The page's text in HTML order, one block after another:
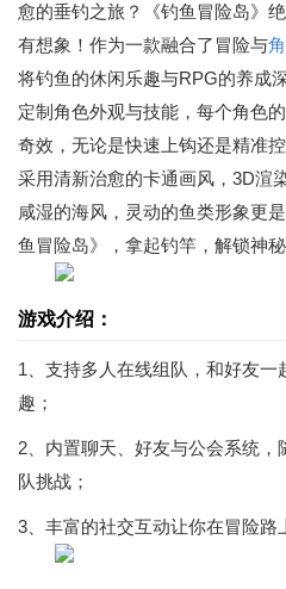
愈的垂钓之旅？《钓鱼冒险岛》
有想象！作为一款融合了冒险与
将钓鱼的休闲乐趣与RPG的养
定制角色外观与技能，每个角色
奇效，无论是快速上钩还是精准
采用清新治愈的卡通画风，3D渲
咸湿的海风，灵动的鱼类形象更
鱼冒险岛》，拿起钓竿，解锁神
游戏介绍：
1、支持多人在线组队，和好友
趣；
2、内置聊天、好友与公会系统，
队挑战；
3、丰富的社交互动让你在冒险路